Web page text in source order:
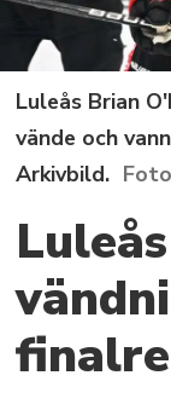
Luleås Brian
vände och
Arkivbild.